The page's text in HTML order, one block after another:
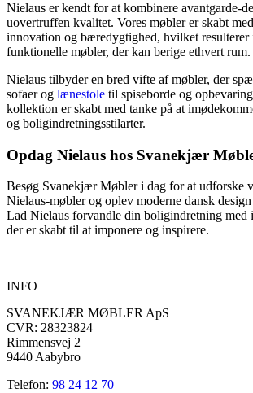
Nielaus er kendt for at kombinere avantgarde-
uovertruffen kvalitet. Vores møbler er skabt
innovation og bæredygtighed, hvilket resulterer
funktionelle møbler, der kan berige ethvert rum.
Nielaus tilbyder en bred vifte af møbler, der
sofaer og lænestole til spiseborde og
kollektion er skabt med tanke på at
og boligindretningsstilarter.
Opdag Nielaus hos Svanekjær
Besøg Svanekjær Møbler i dag for at udforske
Nielaus-møbler og oplev moderne dansk
Lad Nielaus forvandle din boligindretning med
der er skabt til at imponere og inspirere.
INFO
SVANEKJÆR MØBLER ApS
CVR: 28323824
Rimmensvej 2
9440 Aabybro
Telefon: 98 24 12 70